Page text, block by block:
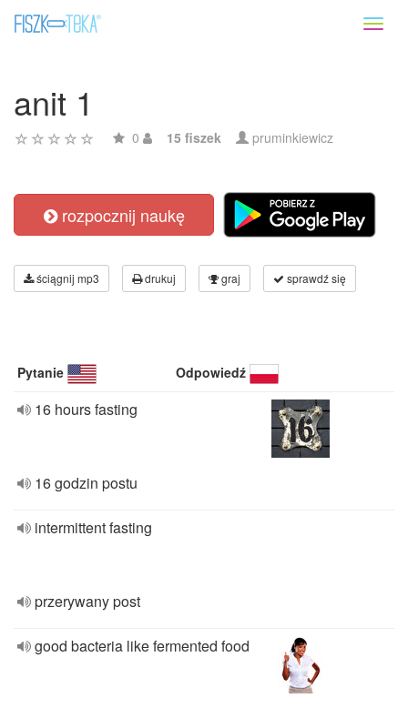
anit 1
0 15 fiszek pruminkiewicz
rozpocznij naukę
ściągnij mp3 drukuj graj sprawdź się
Pytanie Odpowiedź
16 hours fasting
16 godzin postu
intermittent fasting
przerywany post
good bacteria like fermented food